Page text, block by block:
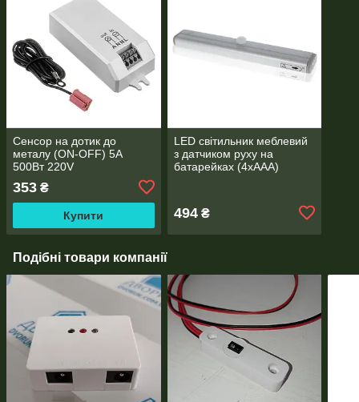
Сенсор на дотик до
металу (ON-OFF) 5А
500Вт 220V
353 ₴
Купити
LED світильник меблевий
з датчиком руху на
батарейках (4хААА)
494₴
Подібні товари компанії